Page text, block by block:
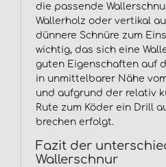
die passende
Wallerholz oder vertikal
dünnere Schnüre zum
wichtig, das sich eine
guten Eigenschaften auf
in unmittelbarer Nähe
und aufgrund der relativ
Rute zum Köder ein Drill
brechen erfolgt.
Fazit der
Wallerschnur